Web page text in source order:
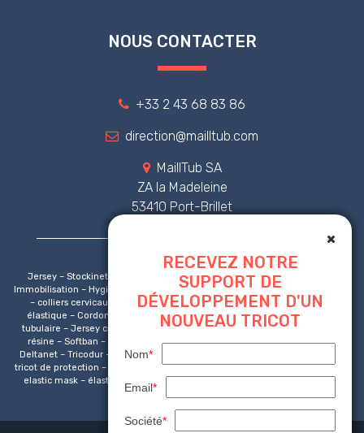
NOUS CONTACTER
+33 2 43 68 83 86
direction@mailltub.com
MaillTub SA
ZA la Madeleine
53410 Port-Brillet
Jersey – Stockinette – Tricot tubulaire – Tricot circulaire – Orthopédie –
Immobilisation – Hygiène – Protection respiratoire – Attelles – Collier cervical
– colliers cervicaux – Marquage CE – Pansement – Bandage – Cordon
élastique – Cordonnet – Bande sous platre – Masque non tissé – Jersey
tubulaire – Jersey circulaire – Bande platrée – Platre de paris – Bande de
résine – Softban – Bandage tubulaire – Tensogrip – jersey compressif –
Deltanet – Tricodur – Softgrip – Géotextile – Bord-côte – Carnex – Franet –
tricot de protection – comfifast – comfigrip – tubigrip – bord-côte – ear loop –
elastic mask – élastique fixation – elastic polypro – elastic polypropylen –
élastique polypropylène
RECEVEZ NOTRE
SUPPORT DE
DÉVELOPPEMENT D'UN
NOUVEAU TRICOT
Nom*
Email*
Société*